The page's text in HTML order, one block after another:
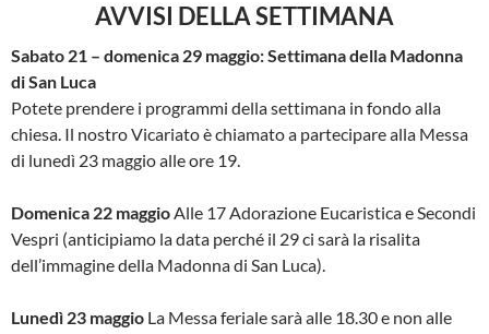
AVVISI DELLA SETTIMANA
Sabato 21 – domenica 29 maggio: Settimana della Madonna
di San Luca
Potete prendere i programmi della settimana in fondo alla
chiesa. Il nostro Vicariato è chiamato a partecipare alla Messa
di lunedì 23 maggio alle ore 19.
Domenica 22 maggioAlle 17 Adorazione Eucaristica e Secondi
Vespri (anticipiamo la data perché il 29 ci sarà la risalita
dell’immagine della Madonna di San Luca).
Lunedì 23 maggio La Messa feriale sarà alle 18.30 e non alle